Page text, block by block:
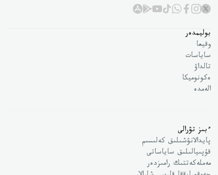
بوليمدەر
وقيعا
ساياسات
تالداۋ
ەكونوميكا
الەمدە
ءبىز تۋرالى
پايدالانۋشىلىق كەلىسىم
قۇپىيالىلىق ساياساتى
مەملەكەتتىك رامىزدەر